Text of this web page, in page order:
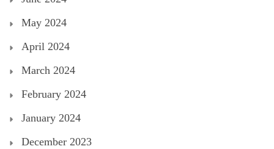
May 2024
April 2024
March 2024
February 2024
January 2024
December 2023